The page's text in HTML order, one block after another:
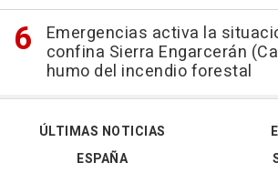
Emergencias activa la
confina Sierra Engarcerán
humo del incendio forestal
ÚLTIMAS NOTICIAS
ESPAÑA